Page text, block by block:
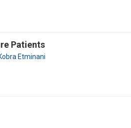
Patients
Etminani